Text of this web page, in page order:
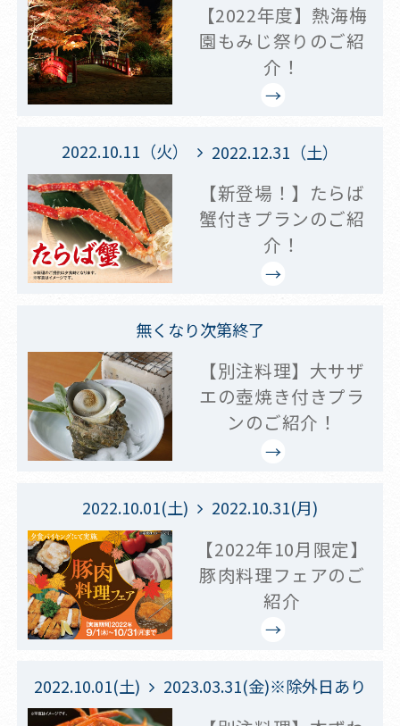
【2022年度】熱海梅
園もみじ祭りのご紹
介！
2022.10.11（火） 2022.12.31（土）
【新登場！】たらば
蟹付きプランのご紹
介！
無くなり次第終了
【別注料理】大サザ
エの壺焼き付きプラ
ンのご紹介！
2022.10.01(土) 2022.10.31(月)
【2022年10月限定】
豚肉料理フェアのご
紹介
2022.10.01(土) 2023.03.31(金)※除外日あり